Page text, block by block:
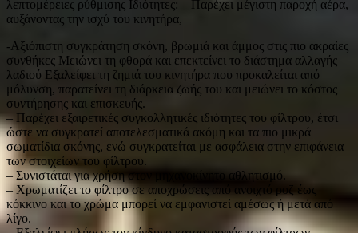
λεπτομέρειες ρύθμισης Ιδιότητες: – Παρέχει μέγιστη παροχή αέρα,
αυξάνοντας την ισχύ του κινητήρα,
-Αξιόπιστη συγκράτηση σκόνη, βρωμιά και άμμος στις πιο ακραίες
συνθήκες Μειώνει τη φθορά και επεκτείνει το διάστημα αλλαγής
λαδιού Εξαλείφει τη ζημιά του κινητήρα που προκαλείται από
μόλυνση, παρατείνει τη διάρκεια ζωής του και μειώνει το κόστος
συντήρησης και επισκευής.
– Παρέχει εξαιρετικές συγκολλητικές ιδιότητες του φίλτρου, έτσι
ώστε να συγκρατεί αποτελεσματικά ακόμη και τα πιο μικρά
σωματίδια σκόνης, ενώ συγκρατείται με ασφάλεια στην επιφάνεια
των στοιχείων του φίλτρου.
– Συνιστάται για χρήση στον μηχανοκίνητο αθλητισμό.
– Χρωματίζει το φίλτρο σε αποχρώσεις από ανοιχτό ροζ έως
κόκκινο και το χρώμα μπορεί να εμφανιστεί αμέσως ή μετά από
λίγο.